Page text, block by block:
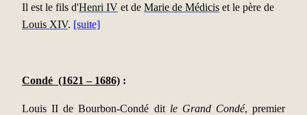
Il est le fils d'Henri IV et de Marie de Médicis et le père de
Louis XIV. [suite]
Condé (1621 – 1686) :
Louis II de Bourbon-Condé dit le Grand Condé, premier